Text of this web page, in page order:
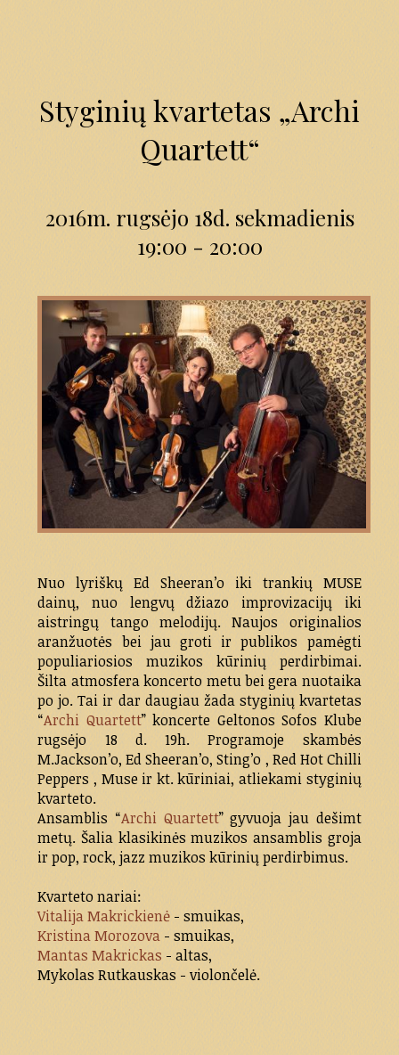
Styginių kvartetas „Archi
Quartett“
2016m. rugsėjo 18d. sekmadienis
19:00 - 20:00
Nuo lyriškų Ed Sheeran’o iki trankių MUSE
dainų, nuo lengvų džiazo improvizacijų iki
aistringų tango melodijų. Naujos originalios
aranžuotės bei jau groti ir publikos pamėgti
populiariosios muzikos kūrinių perdirbimai.
Šilta atmosfera koncerto metu bei gera nuotaika
po jo. Tai ir dar daugiau žada styginių kvartetas
“Archi Quartett” koncerte Geltonos Sofos Klube
rugsėjo 18 d. 19h. Programoje skambės
M.Jackson’o, Ed Sheeran’o, Sting’o , Red Hot Chilli
Peppers , Muse ir kt. kūriniai, atliekami styginių
kvarteto.
Ansamblis “Archi Quartett” gyvuoja jau dešimt
metų. Šalia klasikinės muzikos ansamblis groja
ir pop, rock, jazz muzikos kūrinių perdirbimus.
Kvarteto nariai:
Vitalija Makrickienė - smuikas,
Kristina Morozova - smuikas,
Mantas Makrickas - altas,
Mykolas Rutkauskas - violončelė.